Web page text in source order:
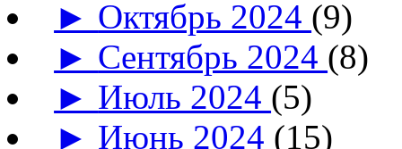
► Октябрь 2024 (9)
► Сентябрь 2024 (8)
► Июль 2024 (5)
► Июнь 2024 (15)